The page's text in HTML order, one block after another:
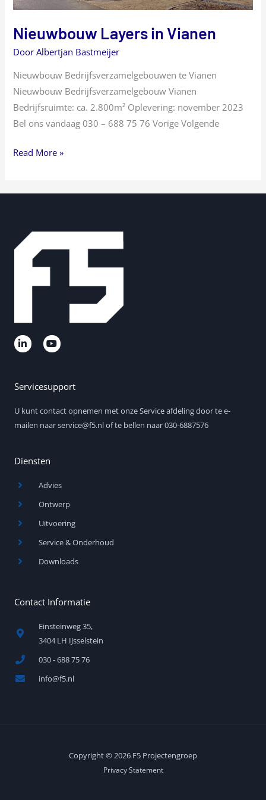
Nieuwbouw Layers in Vianen
DoorAlbertjan Bastmeijer
Nieuwbouw Bedrijfsverzamelgebouwen te Vianen
Nieuwbouw Bedrijfsverzamelgebouw Vianen
Bedrijfsruimte: ca. 2.800m² Oplevering: november 2023
Bel ons vandaag 030 – 688 75 76 Vorige Volgende
Read More »
L
i
d
n
-
i
Y
o
b
e
Servicesupport
U kunt contact opnemen met onze Service afdeling door te e-
mailen naar service@f5.nl of te bellen naar 030-6887576
Diensten
Advies
Ontwerp
Uitvoering
Service & Onderhoud
Downloads
Contact Informatie
Einsteinweg 35,
3404 LH IJsselstein
030 - 688 75 76
info@f5.nl
Copyright © 2026 F5 Projectengroep
Privacy Statement